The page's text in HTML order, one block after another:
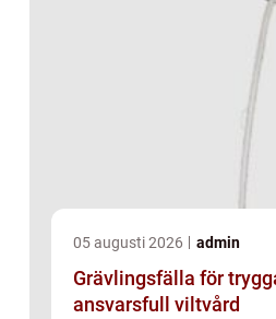
05 augusti 2026 admin
Grävlingsfälla för
ansvarsfull viltvård